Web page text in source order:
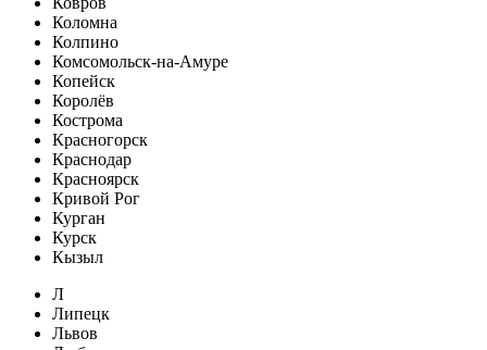
Коломна
Колпино
Комсомольск-на-Амуре
Копейск
Королёв
Кострома
Красногорск
Краснодар
Красноярск
Кривой Рог
Курган
Курск
Кызыл
Л
Липецк
Львов